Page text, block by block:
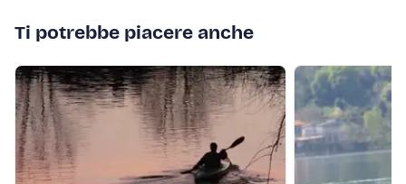
Ti potrebbe piacere anche